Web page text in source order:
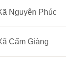
Nguyên Phúc
Cẩm Giàng